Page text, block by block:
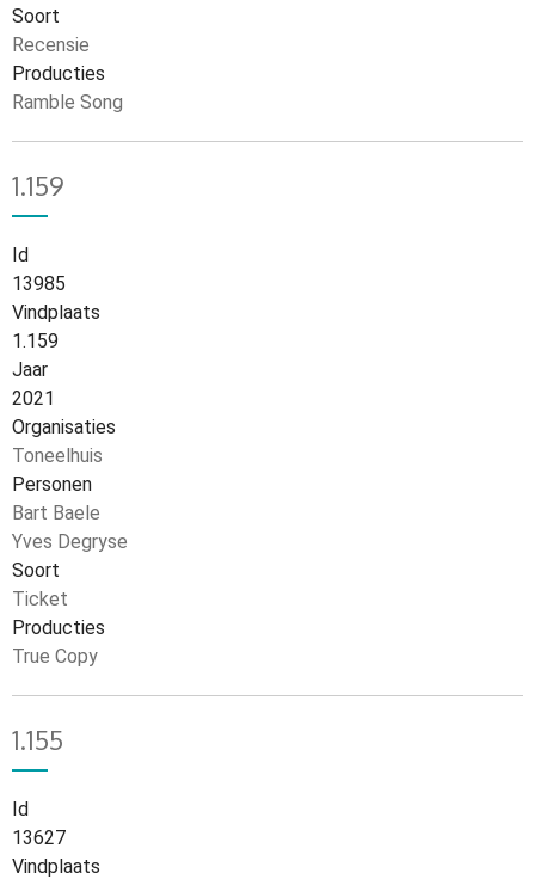
Soort
Recensie
Producties
Ramble Song
1.159
Id
13985
Vindplaats
1.159
Jaar
2021
Organisaties
Toneelhuis
Personen
Bart Baele
Yves Degryse
Soort
Ticket
Producties
True Copy
1.155
Id
13627
Vindplaats